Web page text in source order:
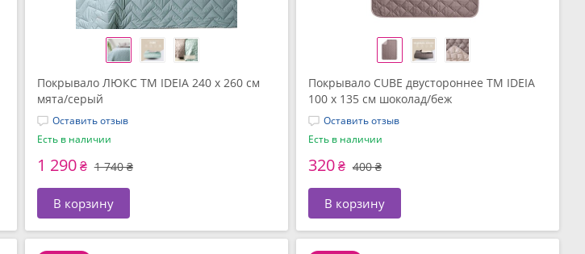
Покрывало ЛЮКС TM IDEIA 240 x 260 см
мята/серый
Оставить отзыв
Есть в наличии
1 290₴ 1 740 ₴
В корзину
Покрывало CUBE двустороннее TM IDEIA
100 x 135 см шоколад/беж
Оставить отзыв
Есть в наличии
320₴ 400 ₴
В корзину